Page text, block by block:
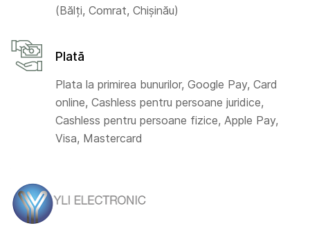
(Bălți, Comrat, Chișinău)
Plată
Plata la primirea bunurilor, Google Pay, Card
online, Cashless pentru persoane juridice,
Cashless pentru persoane fizice, Apple Pay,
Visa, Mastercard